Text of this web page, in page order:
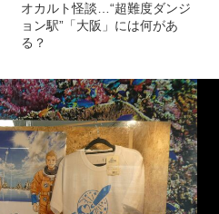
オカルト怪談…“超難度ダンジ
ョン駅”「大阪」には何があ
る？